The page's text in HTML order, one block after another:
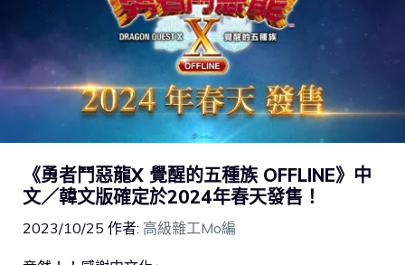
《勇者鬥惡龍X 覺醒的五種族 OFFLINE》中
文／韓文版確定於2024年春天發售！
2023/10/25 作者: 高級雜工Mo編